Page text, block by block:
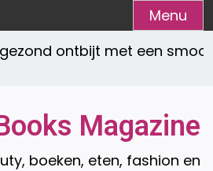
Menu
ontbijt met een
Magazine
boeken, eten, fashion en